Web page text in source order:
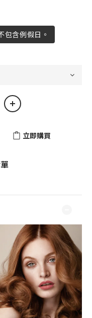
含例假日。
立即購買